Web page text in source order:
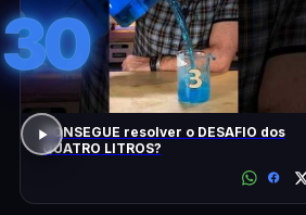
30
CONSEGUE resolver o DESAFIO dos
QUATRO LITROS?